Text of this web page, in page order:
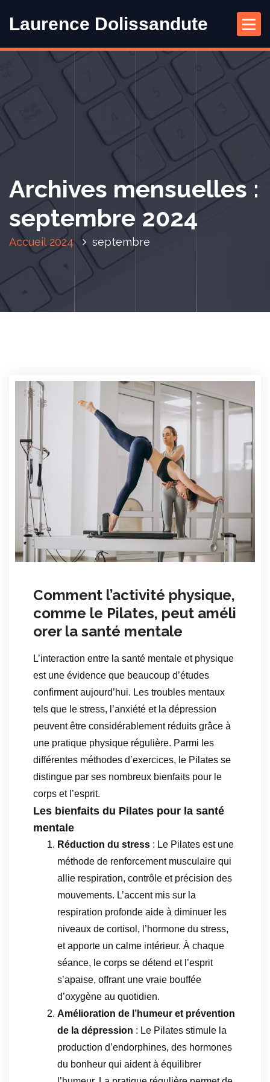
e
o
Laurence Dolissandute
Archives mensuelles :
septembre 2024
Accueil 2024 septembre
Comment l’activité physique,
comme le Pilates, peut améli
orer la santé mentale
L’interaction entre la santé mentale et physique
est une évidence que beaucoup d’études
confirment aujourd’hui. Les troubles mentaux
tels que le stress, l’anxiété et la dépression
peuvent être considérablement réduits grâce à
une pratique physique régulière. Parmi les
différentes méthodes d’exercices, le Pilates se
distingue par ses nombreux bienfaits pour le
corps et l’esprit.
Les bienfaits du Pilates pour la santé
mentale
Réduction du stress : Le Pilates est une
méthode de renforcement musculaire qui
allie respiration, contrôle et précision des
mouvements. L’accent mis sur la
respiration profonde aide à diminuer les
niveaux de cortisol, l’hormone du stress,
et apporte un calme intérieur. À chaque
séance, le corps se détend et l’esprit
s’apaise, offrant une vraie bouffée
d’oxygène au quotidien.
Amélioration de l’humeur et prévention
de la dépression : Le Pilates stimule la
production d’endorphines, des hormones
du bonheur qui aident à équilibrer